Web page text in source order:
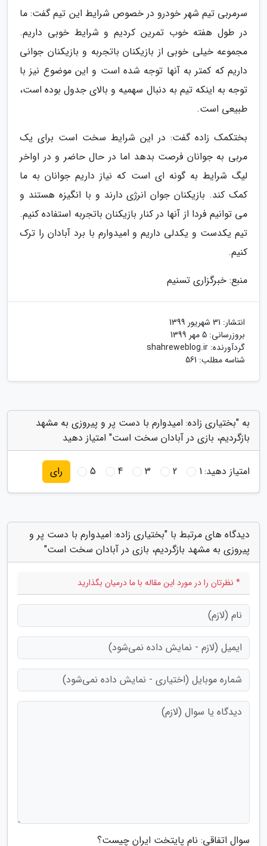
سرمربی تیم شهر خودرو در خصوص شرایط این تیم گفت: ما
در طول هفته خوب تمرین کردیم و شرایط خوبی داریم.
مجموعه خیلی خوبی از بازیکنان باتجربه و بازیکنان جوانی
داریم که کمتر به آنها توجه شده است و این موضوع نیز با
توجه به اینکه تیم به دنبال سهمیه و بالای جدول بوده است،
طبیعی است.
بختکمک زاده گفت: در این شرایط سخت است برای یک
مربی به جوانان فرصت بدهد اما در حال حاضر و در اواخر
لیگ شرایط به گونه ای است که نیاز داریم جوانان به ما
کمک کند. بازیکنان جوان انرژی دارند و با انگیزه هستند و
می توانیم فردا از آنها در کنار بازیکنان باتجربه استفاده کنیم.
تیم یکدست و یکدلی داریم و امیدوارم با برد آبادان را ترک
کنیم.
منبع: خبرگزاری تسنیم
انتشار: 31 شهریور 1399
بروزرسانی: 5 مهر 1399
گردآورنده: shahreweblog.ir
شناسه مطلب: 561
به "بختیاری زاده: امیدوارم با دست پر و پیروزی به مشهد
بازگردیم، بازی در آبادان سخت است" امتیاز دهید
امتیاز دهید:1
2
3
4
5 رای
دیدگاه های مرتبط با "بختیاری زاده: امیدوارم با دست پر و
پیروزی به مشهد بازگردیم، بازی در آبادان سخت است"
* نظرتان را در مورد این مقاله با ما درمیان بگذارید
سوال اتفاقی: نام پایتخت ایران چیست؟